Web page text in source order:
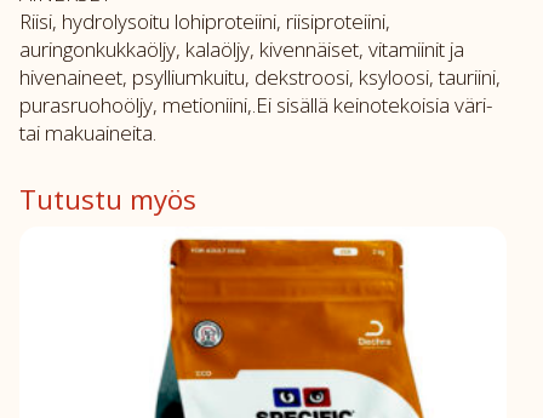
Riisi, hydrolysoitu lohiproteiini, riisiproteiini,
auringonkukkaöljy, kalaöljy, kivennäiset, vitamiinit ja
hivenaineet, psylliumkuitu, dekstroosi, ksyloosi, tauriini,
purasruohoöljy, metioniini,.Ei sisällä keinotekoisia väri-
tai makuaineita.
Tutustu myös